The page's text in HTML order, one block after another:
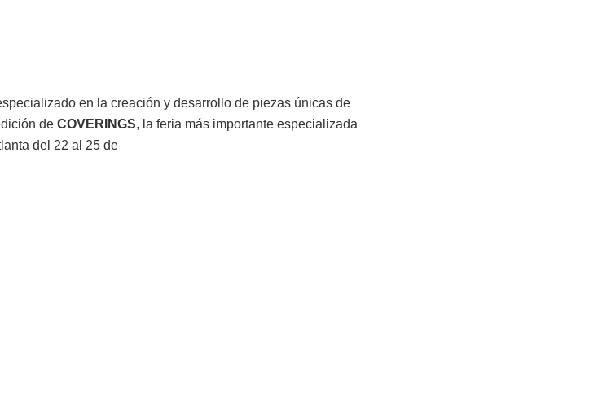
en la creación y desarrollo de piezas únicas de
de COVERINGS, la feria más importante especializada
del 22 al 25 de